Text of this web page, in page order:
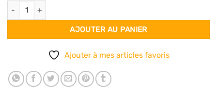
quantité de Foulard 140x140 - Black & Gold
AJOUTER AU PANIER
Ajouter à mes articles favoris